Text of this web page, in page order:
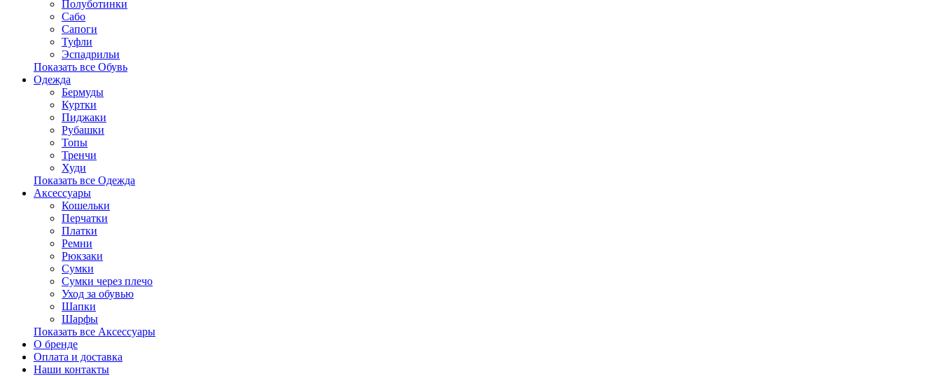
Полуботинки
Сабо
Сапоги
Туфли
Эспадрильи
Показать все Обувь
Одежда
Бермуды
Куртки
Пиджаки
Рубашки
Топы
Тренчи
Худи
Показать все Одежда
Аксессуары
Кошельки
Перчатки
Платки
Ремни
Рюкзаки
Сумки
Сумки через плечо
Уход за обувью
Шапки
Шарфы
Показать все Аксессуары
О бренде
Оплата и доставка
Наши контакты